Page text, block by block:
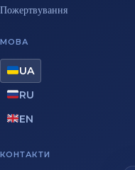
Пожертвування
МОВА
UA
RU
EN
КОНТАКТИ